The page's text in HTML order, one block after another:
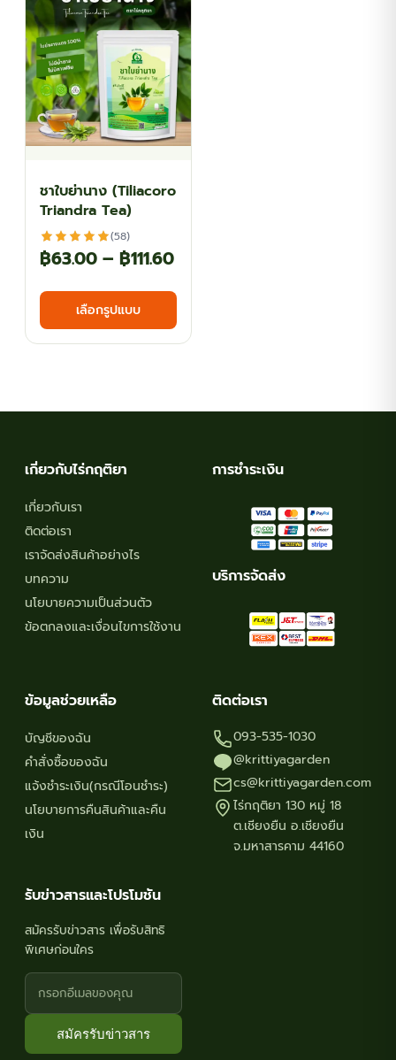
ชาใบย่านาง (Tiliacoro
Triandra Tea)
(58)
฿63.00 – ฿111.60Price
range:
through
เลือกรูปแบบ
This
has
The
product
เกี่ยวกับไร่กฤติยา
เกี่ยวกับเรา
ติดต่อเรา
เราจัดส่งสินค้าอย่างไร
บทความ
นโยบายความเป็นส่วนตัว
ข้อตกลงและเงื่อนไขการใช้งาน
การชำระเงิน
บริการจัดส่ง
ข้อมูลช่วยเหลือ
บัญชีของฉัน
คำสั่งซื้อของฉัน
แจ้งชำระเงิน(กรณีโอนชำระ)
นโยบายการคืนสินค้าและคืน
เงิน
ติดต่อเรา
093-535-1030
@krittiyagarden
cs@krittiyagarden.com
ไร่กฤติยา 130 หมู่ 18
ต.เชียงยืน อ.เชียงยืน
จ.มหาสารคาม 44160
รับข่าวสารและโปรโมชัน
สมัครรับข่าวสาร เพื่อรับสิทธิ
พิเศษก่อนใคร
สมัครรับข่าวสาร